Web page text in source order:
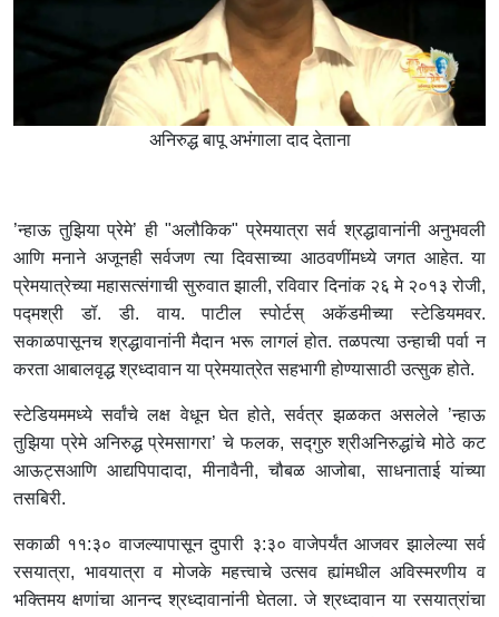
अनिरुद्ध बापू अभंगाला दाद देताना
’न्हाऊ तुझिया प्रेमे’ ही "अलौकिक" प्रेमयात्रा सर्व श्रद्धावानांनी अनुभवली
आणि मनाने अजूनही सर्वजण त्या दिवसाच्या आठवणींमध्ये जगत आहेत. या
प्रेमयात्रेच्या महासत्संगाची सुरुवात झाली, रविवार दिनांक २६ मे २०१३ रोजी,
पद्मश्री डॉ. डी. वाय. पाटील स्पोर्टस् अकॅडमीच्या स्टेडियमवर.
सकाळपासूनच श्रद्धावानांनी मैदान भरू लागलं होत. तळपत्या उन्हाची पर्वा न
करता आबालवृद्ध श्रध्दावान या प्रेमयात्रेत सहभागी होण्यासाठी उत्सुक होते.
स्टेडियममध्ये सर्वांचे लक्ष वेधून घेत होते, सर्वत्र झळकत असलेले ’न्हाऊ
तुझिया प्रेमे अनिरुद्ध प्रेमसागरा’ चे फलक, सद्गुरु श्रीअनिरुद्धांचे मोठे कट
आऊट्सआणि आद्यपिपादादा, मीनावैनी, चौबळ आजोबा, साधनाताई यांच्या
तसबिरी.
सकाळी ११:३० वाजल्यापासून दुपारी ३:३० वाजेपर्यंत आजवर झालेल्या सर्व
रसयात्रा, भावयात्रा व मोजके महत्त्वाचे उत्सव ह्यांमधील अविस्मरणीय व
भक्तिमय क्षणांचा आनन्द श्रध्दावानांनी घेतला. जे श्रध्दावान या रसयात्रांचा